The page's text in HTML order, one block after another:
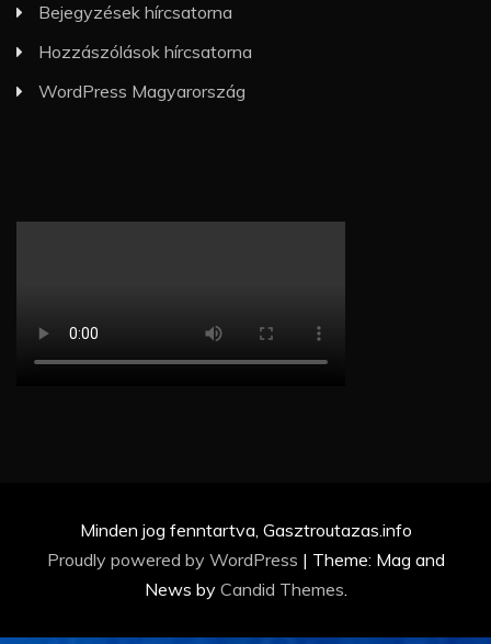
Bejegyzések hírcsatorna
Hozzászólások hírcsatorna
WordPress Magyarország
Minden jog fenntartva, Gasztroutazas.info
Proudly powered by WordPress | Theme: Mag and
News by Candid Themes.